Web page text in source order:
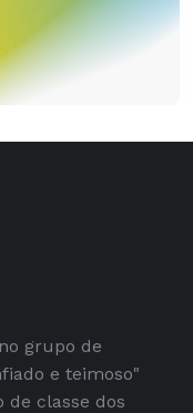
grupo de
e teimoso"
classe dos